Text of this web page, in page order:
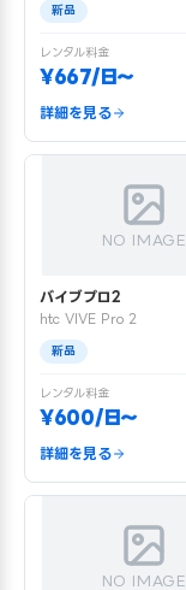
新品
レンタル料金
¥667/日〜
詳細を見る
NO IMAGE
バイブプロ2
htc VIVE Pro 2
新品
レンタル料金
¥600/日〜
詳細を見る
NO IMAGE